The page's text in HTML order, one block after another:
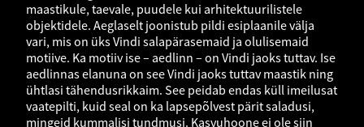
maastikule, taevale, puudele kui arhitektuurilistele
objektidele. Aeglaselt joonistub pildi esiplaanile välja
vari, mis on üks Vindi salapärasemaid ja olulisemaid
motiive. Ka motiiv ise – aedlinn – on Vindi jaoks tuttav. Ise
aedlinnas elanuna on see Vindi jaoks tuttav maastik ning
ühtlasi tähendusrikkaim. See peidab endas küll imeilusat
vaatepilti, kuid seal on ka lapsepõlvest pärit saladusi,
mingeid kummalisi tundmusi. Kasvuhoone ei ole siin